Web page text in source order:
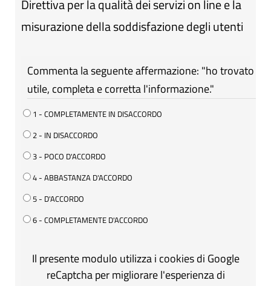
Direttiva per la qualità dei servizi on line e la
misurazione della soddisfazione degli utenti
Commenta la seguente affermazione: "ho trovato
utile, completa e corretta l'informazione."
1 - COMPLETAMENTE IN DISACCORDO
2 - IN DISACCORDO
3 - POCO D'ACCORDO
4 - ABBASTANZA D'ACCORDO
5 - D'ACCORDO
6 - COMPLETAMENTE D'ACCORDO
Il presente modulo utilizza i cookies di Google
reCaptcha per migliorare l'esperienza di